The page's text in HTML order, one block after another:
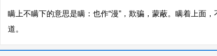
瞒上不瞒下的意思是瞒：也作“漫”，欺骗，蒙蔽。瞒着上面
道。